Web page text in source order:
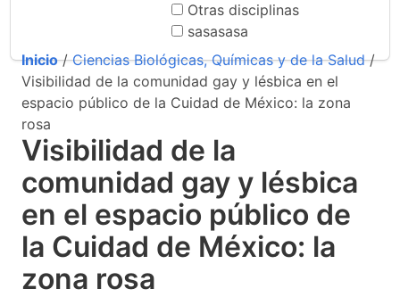
Otras disciplinas
sasasasa
Inicio/Ciencias Biológicas, Químicas y de la Salud/
Visibilidad de la comunidad gay y lésbica en el
espacio público de la Cuidad de México: la zona
rosa
Visibilidad de la
comunidad gay y lésbica
en el espacio público de
la Cuidad de México: la
zona rosa